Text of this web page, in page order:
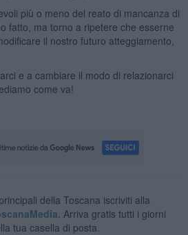
più o meno del reato di mancanza di
fatto, ma torno a ripetere che esserne
il nostro futuro atteggiamento,
e a cambiare il modo di relazionarci
come va!
della Toscana iscriviti alla
Arriva gratis tutti i giorni
tua casella di posta.